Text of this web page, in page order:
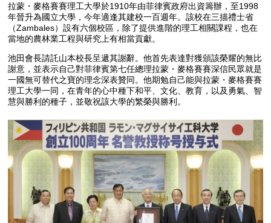
拉蒙・麥格賽賽理工大學於1910年由菲律賓政府出資籌辦，至1998
年晉升為國立大學，今年適逢其建校一百週年。該校在三描禮士省
（Zambales）設有六個校區，除了提供進階的理工相關課程，也在
當地的農林業工程與研究上有相當貢獻。
池田會長請託山本校長呈遞其謝辭。他首先表達對獲頒該榮耀的無比
謝意，並表示自己對菲律賓第七任總理拉蒙・麥格賽賽深信民眾就是
一國無可替代之寶的理念深表贊同。他期勉自己能與拉蒙・麥格賽賽
理工大學一同，在青年的心中種下和平、文化、教育，以及勇氣、智
慧與勝利的種子，並敬祝該大學的繁榮與勝利。